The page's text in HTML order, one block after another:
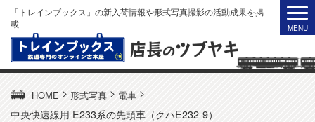
「トレインブックス」の新入荷情報や形式写真撮影の活動成果を掲
載
HOME > 形式写真 > 電車 >
中央快速線用 E233系の先頭車（クハE232-9）